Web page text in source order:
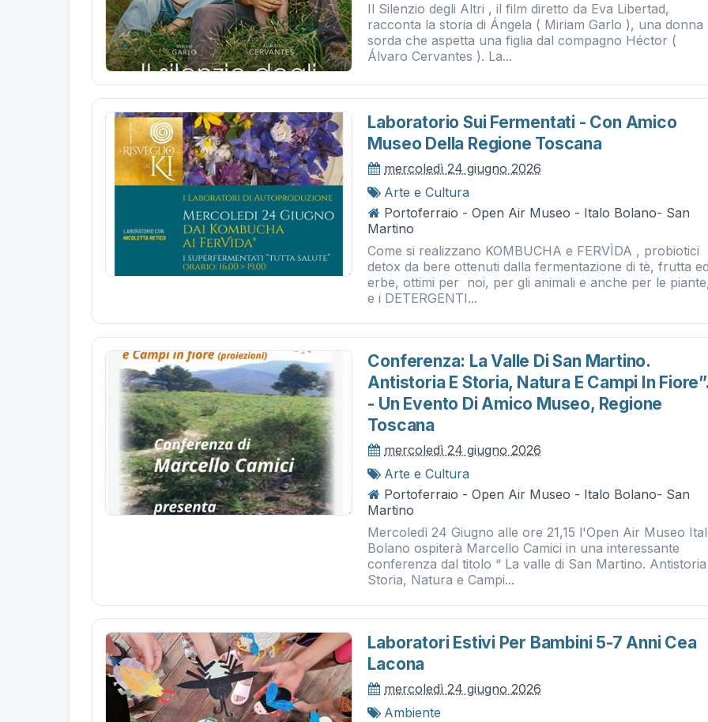
Il Silenzio degli Altri , il film diretto da Eva Libertad,
racconta la storia di Ángela ( Miriam Garlo ), una donna
sorda che aspetta una figlia dal compagno Héctor (
Álvaro Cervantes ). La...
Laboratorio Sui Fermentati - Con Amico
Museo Della Regione Toscana
mercoledì 24 giugno 2026
Arte e Cultura
Portoferraio - Open Air Museo - Italo Bolano- San
Martino
Come si realizzano KOMBUCHA e FERVÌDA , probiotici
detox da bere ottenuti dalla fermentazione di tè, frutta
erbe, ottimi per noi, per gli animali e anche per le
e i DETERGENTI...
Conferenza: La Valle Di San Martino.
Antistoria E Storia, Natura E Campi In
- Un Evento Di Amico Museo, Regione
Toscana
mercoledì 24 giugno 2026
Arte e Cultura
Portoferraio - Open Air Museo - Italo Bolano- San
Martino
Mercoledì 24 Giugno alle ore 21,15 l'Open Air Museo
Bolano ospiterà Marcello Camici in una interessante
conferenza dal titolo “ La valle di San Martino.
Storia, Natura e Campi...
Laboratori Estivi Per Bambini 5-7 Anni Cea
Lacona
mercoledì 24 giugno 2026
Ambiente